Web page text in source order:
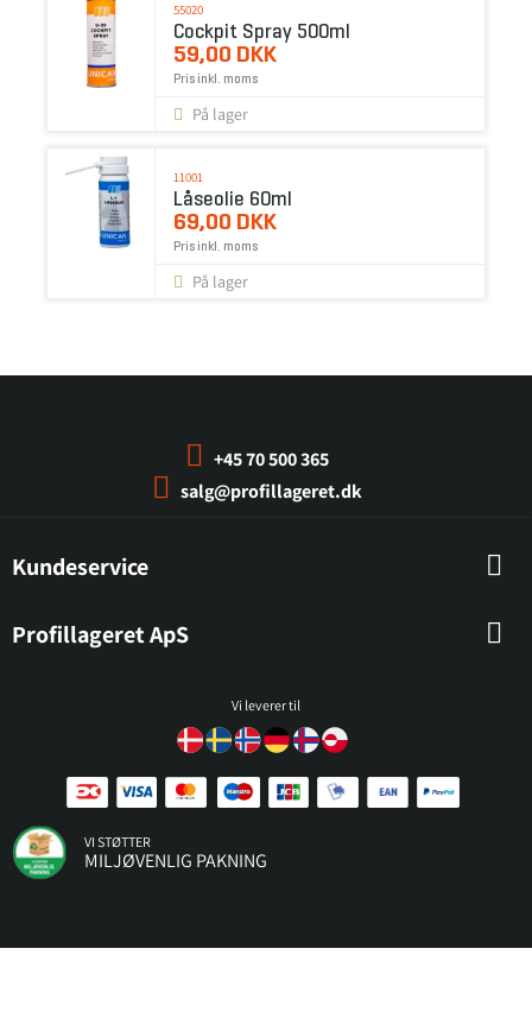
55020
Cockpit Spray 500ml
59,00 DKK
Pris inkl. moms
På lager
11001
Låseolie 60ml
69,00 DKK
Pris inkl. moms
På lager
+45 70 500 365
salg@profillageret.dk
Kundeservice
Profillageret ApS
Vi leverer til
VI STØTTER
MILJØVENLIG PAKNING